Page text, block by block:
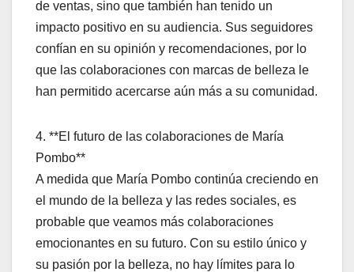
de ventas, sino que también han tenido un
impacto positivo en su audiencia. Sus seguidores
confían en su opinión y recomendaciones, por lo
que las colaboraciones con marcas de belleza le
han permitido acercarse aún más a su comunidad.
4. **El futuro de las colaboraciones de María
Pombo**
A medida que María Pombo continúa creciendo en
el mundo de la belleza y las redes sociales, es
probable que veamos más colaboraciones
emocionantes en su futuro. Con su estilo único y
su pasión por la belleza, no hay límites para lo